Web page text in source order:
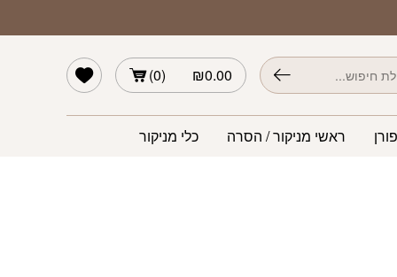
₪0.00
(
0
)
ראשי מניקור / הסרה כלי מניקור